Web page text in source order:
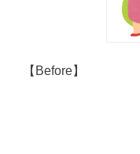
【Before】